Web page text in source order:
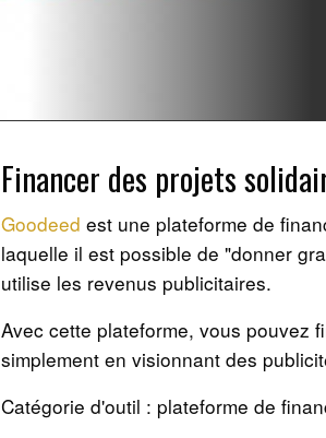
Financer des projets
Goodeed est une plateforme de
laquelle il est possible de "donner
utilise les revenus publicitaires.
Avec cette plateforme, vous pouvez
simplement en visionnant des
Catégorie d'outil : plateforme de